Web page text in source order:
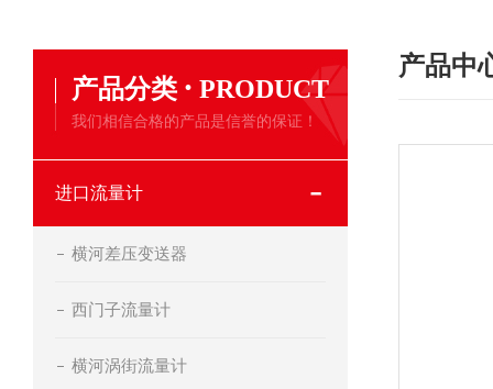
产品分类 · PRODUCT
我们相信合格的产品是信誉的保证！
进口流量计
横河差压变送器
西门子流量计
横河涡街流量计
产品中